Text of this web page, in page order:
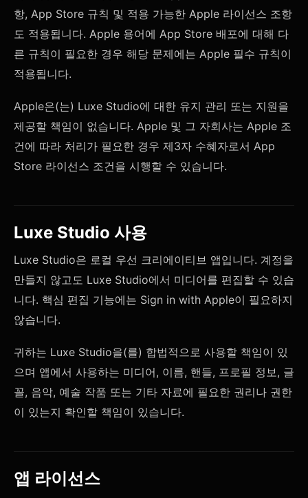
항, App Store 규칙 및 적용 가능한 Apple 라이선스 조항
도 적용됩니다. Apple 용어에 App Store 배포에 대해 다
른 규칙이 필요한 경우 해당 문제에는 Apple 필수 규칙이
적용됩니다.
Apple은(는) Luxe Studio에 대한 유지 관리 또는 지원을
제공할 책임이 없습니다. Apple 및 그 자회사는 Apple 조
건에 따라 처리가 필요한 경우 제3자 수혜자로서 App
Store 라이선스 조건을 시행할 수 있습니다.
Luxe Studio 사용
Luxe Studio은 로컬 우선 크리에이티브 앱입니다. 계정을
만들지 않고도 Luxe Studio에서 미디어를 편집할 수 있습
니다. 핵심 편집 기능에는 Sign in with Apple이 필요하지
않습니다.
귀하는 Luxe Studio을(를) 합법적으로 사용할 책임이 있
으며 앱에서 사용하는 미디어, 이름, 핸들, 프로필 정보, 글
꼴, 음악, 예술 작품 또는 기타 자료에 필요한 권리나 권한
이 있는지 확인할 책임이 있습니다.
앱 라이선스